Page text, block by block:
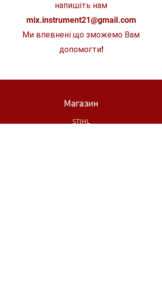
напишіть нам
mix.instrument21@gmail.com
Ми впевнені що зможемо Вам
допомогти!
Магазин
STIHL